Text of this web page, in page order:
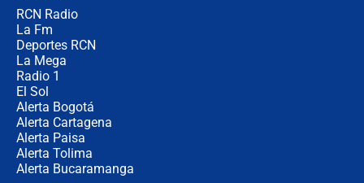
RCN Radio
La Fm
Deportes RCN
La Mega
Radio 1
El Sol
Alerta Bogotá
Alerta Cartagena
Alerta Paisa
Alerta Tolima
Alerta Bucaramanga